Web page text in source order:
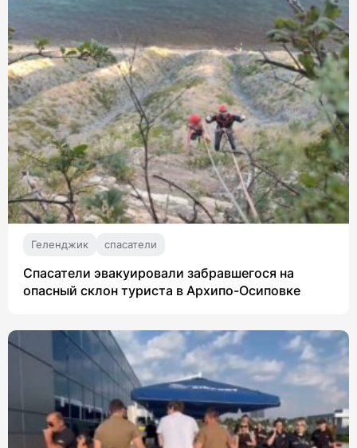
Геленджик спасатели
Спасатели эвакуировали забравшегося на
опасный склон туриста в Архипо-Осиповке